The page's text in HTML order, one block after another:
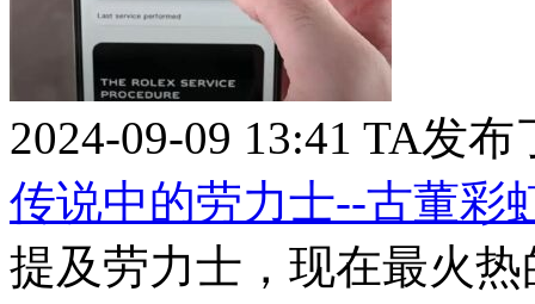
2024-09-09 13:41 TA发布
传说中的劳力士--古董彩
提及劳力士，现在最火